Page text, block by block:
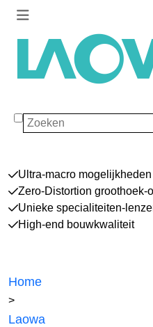
Zoeken
Ultra-macro mogelijkheden
Zero-Distortion groothoek-
Unieke specialiteiten-
High-end bouwkwaliteit
Home
>
Laowa